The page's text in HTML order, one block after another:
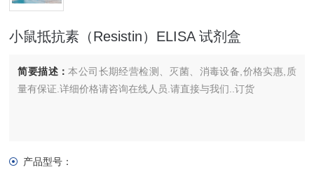
小鼠抵抗素（Resistin）ELISA 试剂盒
简要描述：本公司长期经营检测、灭菌、消毒设备,价格实惠,质
量有保证.详细价格请咨询在线人员.请直接与我们..订货
产品型号：